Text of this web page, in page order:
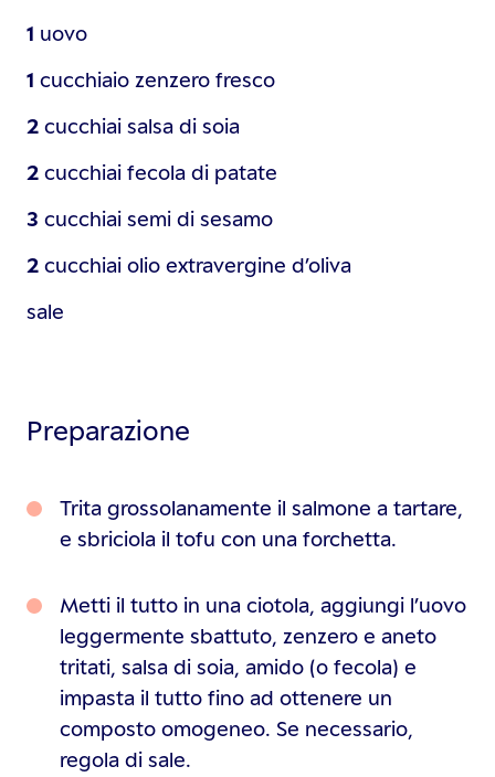
1 uovo
1 cucchiaio zenzero fresco
2 cucchiai salsa di soia
2 cucchiai fecola di patate
3 cucchiai semi di sesamo
2 cucchiai olio extravergine d’oliva
sale
Preparazione
Trita grossolanamente il salmone a tartare,
e sbriciola il tofu con una forchetta.
Metti il tutto in una ciotola, aggiungi l’uovo
leggermente sbattuto, zenzero e aneto
tritati, salsa di soia, amido (o fecola) e
impasta il tutto fino ad ottenere un
composto omogeneo. Se necessario,
regola di sale.